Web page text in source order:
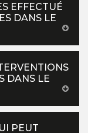
EFFECTUÉ
DANS LE
DANS LE
PEUT